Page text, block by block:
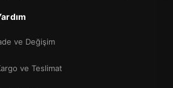
ve Değişim
ve Teslimat